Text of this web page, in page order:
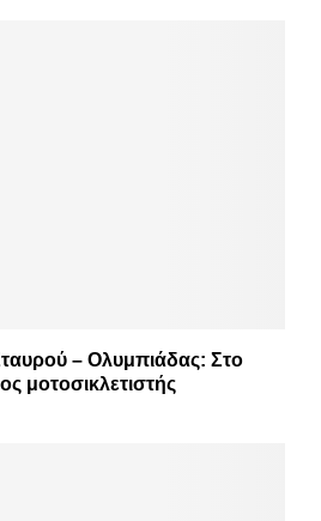
– Ολυμπιάδας: Στο
μοτοσικλετιστής